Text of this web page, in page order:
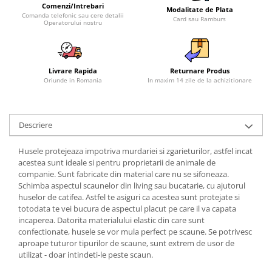
Comenzi/Intrebari
Comanda telefonic sau cere detalii
Operatorului nostru
Modalitate de Plata
Card sau Ramburs
Livrare Rapida
Oriunde in Romania
Returnare Produs
In maxim 14 zile de la achizitionare
Descriere
Husele protejeaza impotriva murdariei si zgarieturilor, astfel incat
acestea sunt ideale si pentru proprietarii de animale de
companie. Sunt fabricate din material care nu se sifoneaza.
Schimba aspectul scaunelor din living sau bucatarie, cu ajutorul
huselor de catifea. Astfel te asiguri ca acestea sunt protejate si
totodata te vei bucura de aspectul placut pe care il va capata
incaperea. Datorita materialului elastic din care sunt
confectionate, husele se vor mula perfect pe scaune. Se potrivesc
aproape tuturor tipurilor de scaune, sunt extrem de usor de
utilizat - doar intindeti-le peste scaun.